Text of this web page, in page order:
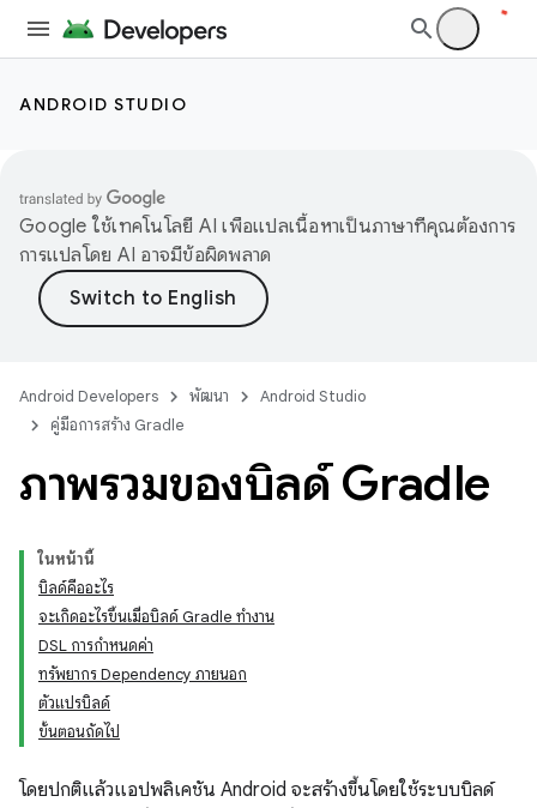
ANDROID STUDIO
Google ใช้เทคโนโลยี AI เพื่อแปลเนื้อหาเป็นภาษาที่คุณต้องการ
การแปลโดย AI อาจมีข้อผิดพลาด
Android Developers พัฒนา
Android Studio
คู่มือการสร้าง Gradle
ภาพรวมของบิลด์ Gradle
ในหน้านี้
บิลด์คืออะไร
จะเกิดอะไรขึ้นเมื่อบิลด์ Gradle ทำงาน
DSL การกำหนดค่า
ทรัพยากร Dependency ภายนอก
ตัวแปรบิลด์
ขั้นตอนถัดไป
โดยปกติแล้วแอปพลิเคชัน Android จะสร้างขึ้นโดยใช้ระบบบิลด์